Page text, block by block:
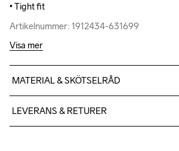
• Tight fit
Artikelnummer: 1912434-631699
• Tight fit
Artikelnummer: 1912434-631699
Visa mer
MATERIAL & SKÖTSELRÅD
Back 100% polyester Lining: 100% polyester
LEVERANS & RETURER